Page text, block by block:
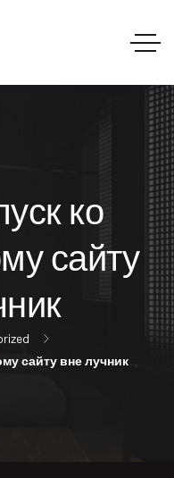
ко
сайту
сайту вне лучник